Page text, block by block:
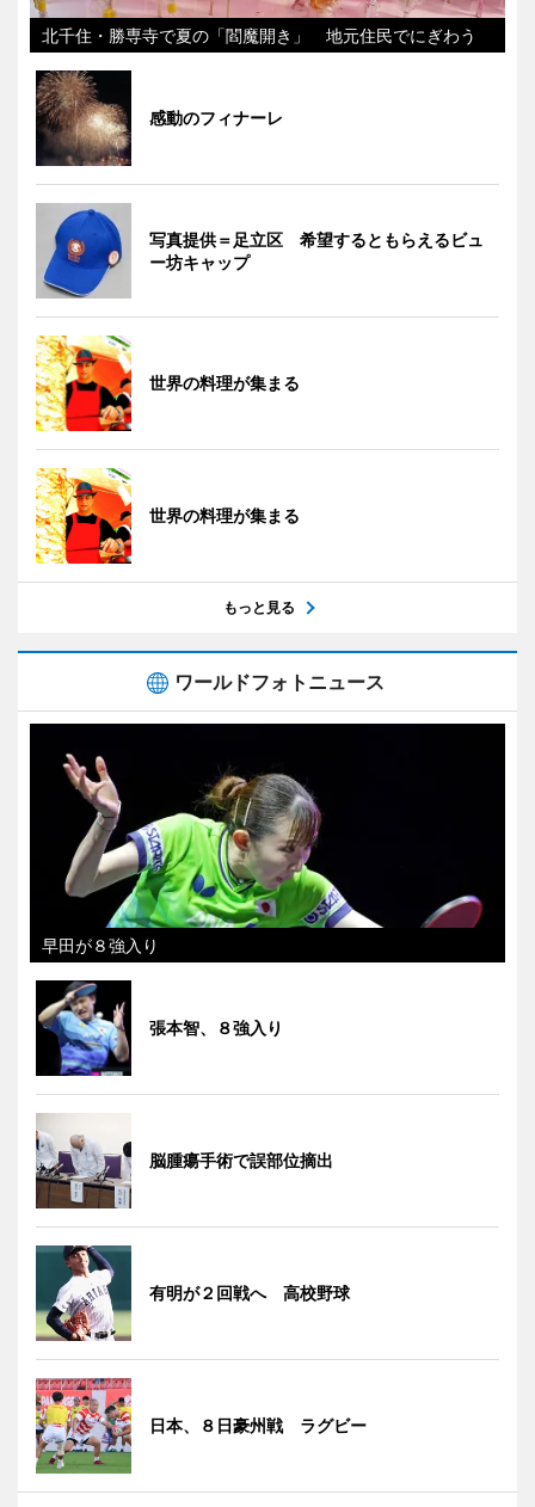
北千住・勝専寺で夏の「閻魔開き」 地元住民でにぎわう
感動のフィナーレ
写真提供＝足立区 希望するともらえるビュ
ー坊キャップ
世界の料理が集まる
世界の料理が集まる
もっと見る
ワールドフォトニュース
早田が８強入り
張本智、８強入り
脳腫瘍手術で誤部位摘出
有明が２回戦へ 高校野球
日本、８日豪州戦 ラグビー